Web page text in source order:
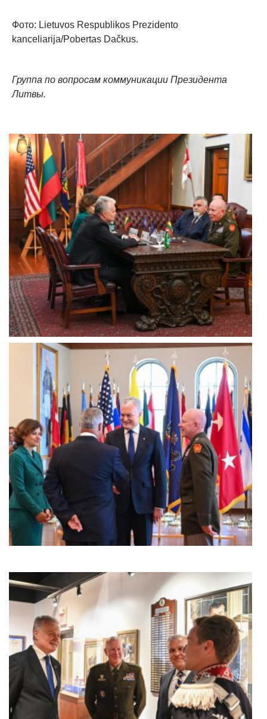
Фото: Lietuvos Respublikos Prezidento
kanceliarija/Pobertas Dačkus.
Группа по вопросам коммуникации Президента
Литвы.